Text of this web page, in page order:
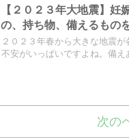
【２０２３年大地震】
の、持ち物、備えるもの
２０２３年春から大きな地震
不安がいっぱいですよね。備え
次の